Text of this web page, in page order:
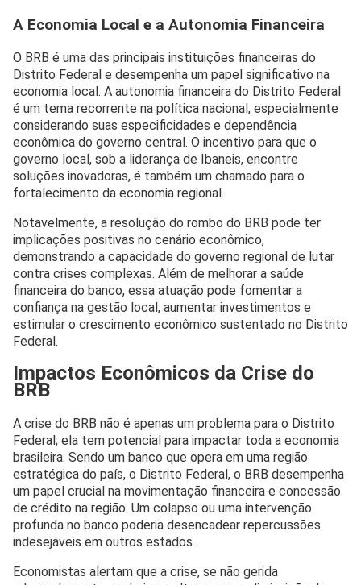
A Economia Local e a Autonomia Financeira
O BRB é uma das principais instituições financeiras do
Distrito Federal e desempenha um papel significativo na
economia local. A autonomia financeira do Distrito Federal
é um tema recorrente na política nacional, especialmente
considerando suas especificidades e dependência
econômica do governo central. O incentivo para que o
governo local, sob a liderança de Ibaneis, encontre
soluções inovadoras, é também um chamado para o
fortalecimento da economia regional.
Notavelmente, a resolução do rombo do BRB pode ter
implicações positivas no cenário econômico,
demonstrando a capacidade do governo regional de lutar
contra crises complexas. Além de melhorar a saúde
financeira do banco, essa atuação pode fomentar a
confiança na gestão local, aumentar investimentos e
estimular o crescimento econômico sustentado no Distrito
Federal.
Impactos Econômicos da Crise do
BRB
A crise do BRB não é apenas um problema para o Distrito
Federal; ela tem potencial para impactar toda a economia
brasileira. Sendo um banco que opera em uma região
estratégica do país, o Distrito Federal, o BRB desempenha
um papel crucial na movimentação financeira e concessão
de crédito na região. Um colapso ou uma intervenção
profunda no banco poderia desencadear repercussões
indesejáveis em outros estados.
Economistas alertam que a crise, se não gerida